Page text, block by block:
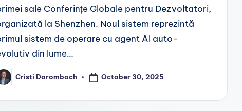
sale Conferințe Globale pentru Dezvoltatori,
la Shenzhen. Noul sistem reprezintă
sistem de operare cu agent AI auto-
din lume…
Cristi Dorombach October 30, 2025